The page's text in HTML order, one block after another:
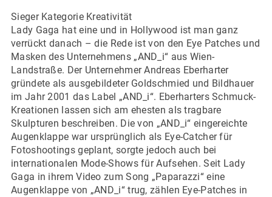
Sieger Kategorie Kreativität
Lady Gaga hat eine und in Hollywood ist man ganz
verrückt danach – die Rede ist von den Eye Patches und
Masken des Unternehmens „AND_i“ aus Wien-
Landstraße. Der Unternehmer Andreas Eberharter
gründete als ausgebildeter Goldschmied und Bildhauer
im Jahr 2001 das Label „AND_i“. Eberharters Schmuck-
Kreationen lassen sich am ehesten als tragbare
Skulpturen beschreiben. Die von „AND_i“ eingereichte
Augenklappe war ursprünglich als Eye-Catcher für
Fotoshootings geplant, sorgte jedoch auch bei
internationalen Mode-Shows für Aufsehen. Seit Lady
Gaga in ihrem Video zum Song „Paparazzi“ eine
Augenklappe von „AND_i“ trug, zählen Eye-Patches in